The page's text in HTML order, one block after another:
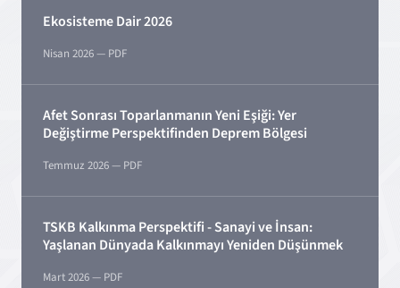
Ekosisteme Dair 2026
Nisan 2026— PDF
Afet Sonrası Toparlanmanın Yeni Eşiği: Yer
Değiştirme Perspektifinden Deprem Bölgesi
Temmuz 2026— PDF
TSKB Kalkınma Perspektifi - Sanayi ve İnsan:
Yaşlanan Dünyada Kalkınmayı Yeniden Düşünmek
Mart2026— PDF